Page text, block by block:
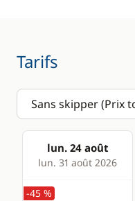
Convertisseur 220V
GPS
Lecteur de cartes
Loch - Speedo
Pilote automatique
Radar anti-collision
Tarifs
lun. 24 août
lun. 31 août 2026
-45 %